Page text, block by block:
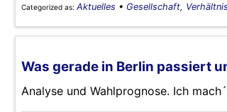
Categorized as: Aktuelles • Gesellschaft,
Was gerade in Berlin passiert
Analyse und Wahlprognose. Ich